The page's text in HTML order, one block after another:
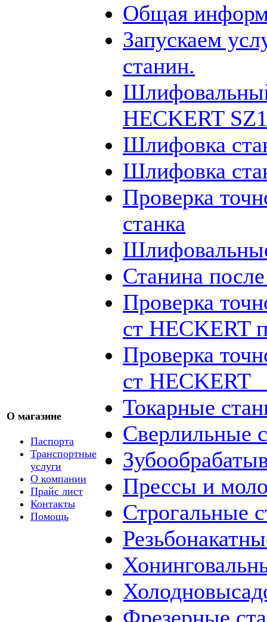
О магазине
Паспорта
Транспортные
услуги
О компании
Прайс лист
Контакты
Помощь
Общая
Запускаем
станин.
HECKERT
Шлифовка
Шлифовка
Проверка
станка
Станина
Проверка
ст HECKERT
Проверка
ст HECKERT
Токарные
Сверлильные
Прессы и
Строгальные